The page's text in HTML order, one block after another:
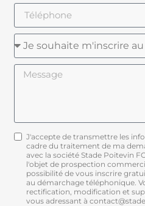
J'accepte de transmettre les
cadre du traitement de ma
avec la société Stade Poitevin
l'objet de prospection
possibilité de vous inscrire
au démarchage téléphonique.
rectification, modification et
vous adressant à